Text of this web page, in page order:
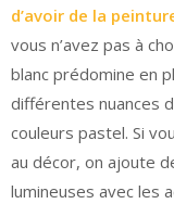
d’avoir de la
vous n’avez pas à
blanc prédomine en
différentes nuances
couleurs pastel. Si
au décor, on ajoute
lumineuses avec les